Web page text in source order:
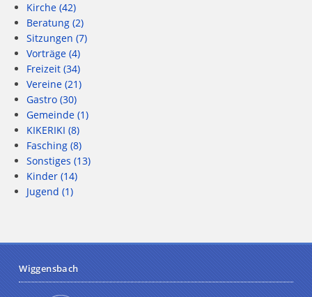
Kirche (42)
Beratung (2)
Sitzungen (7)
Vorträge (4)
Freizeit (34)
Vereine (21)
Gastro (30)
Gemeinde (1)
KIKERIKI (8)
Fasching (8)
Sonstiges (13)
Kinder (14)
Jugend (1)
Wiggensbach